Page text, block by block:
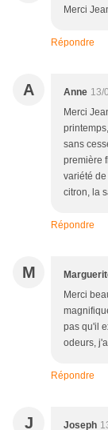
Merci
Répondre
A Anne 13/
Merci
sans
première
variété
citron, la
Répondre
M
Merci
pas qu'il
odeurs,
Répondre
J Joseph